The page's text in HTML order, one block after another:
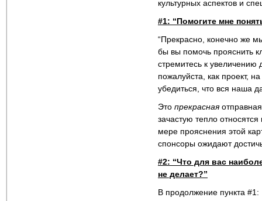
культурных аспектов и
#1: “Помогите мне
“Прекрасно, конечно же
бы вы помочь прояснить
стремитесь к увеличению
пожалуйста, как проект,
убедиться, что вся наша
Это прекрасная
зачастую тепло
мере прояснения этой
спонсоры ожидают
#2: “Что для вас
не делает?”
В продолжение пункта #1: